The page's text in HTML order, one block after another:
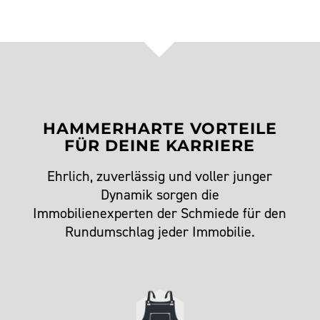
HAMMERHARTE VORTEILE
FÜR DEINE KARRIERE
Ehrlich, zuverlässig und voller junger
Dynamik sorgen die
Immobilienexperten der Schmiede für den
Rundumschlag jeder Immobilie.